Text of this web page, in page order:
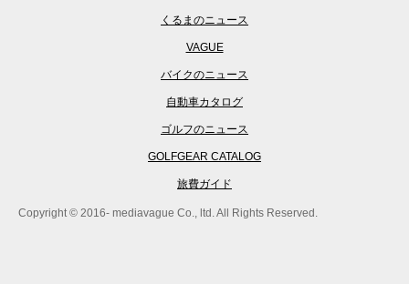
くるまのニュース
VAGUE
バイクのニュース
自動車カタログ
ゴルフのニュース
GOLFGEAR CATALOG
旅費ガイド
Copyright © 2016- mediavague Co., ltd. All Rights Reserved.